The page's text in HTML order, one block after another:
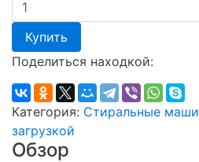
Купить
Поделиться находкой:
Категория: Стиральные
загрузкой
Обзор